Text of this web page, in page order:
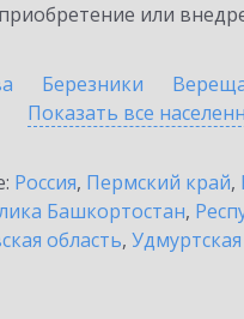
или
Березники
Показать все
Россия, Пермский край,
Башкортостан,
область, Удмуртская